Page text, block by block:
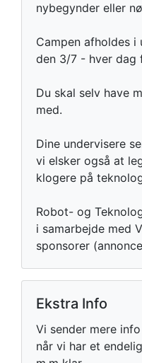
nybegynder eller
Campen afholdes
den 3/7 - hver dag
Du skal selv have
med.
Dine undervisere
vi elsker også at
klogere på
Robot- og
i samarbejde med
sponsorer
Ekstra Info
Vi sender mere
når vi har et